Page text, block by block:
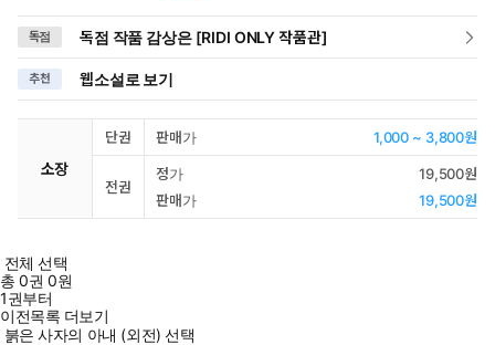
독점 독점 작품 감상은 [RIDI ONLY 작품관]
추천 웹소설로 보기
소장
단권 판매가 1,000 ~ 3,800원
전권
정가
19,500원
판매가
19,500원
전체 선택
총0권 0원
1권부터
이전목록 더보기
붉은 사자의 아내 (외전) 선택